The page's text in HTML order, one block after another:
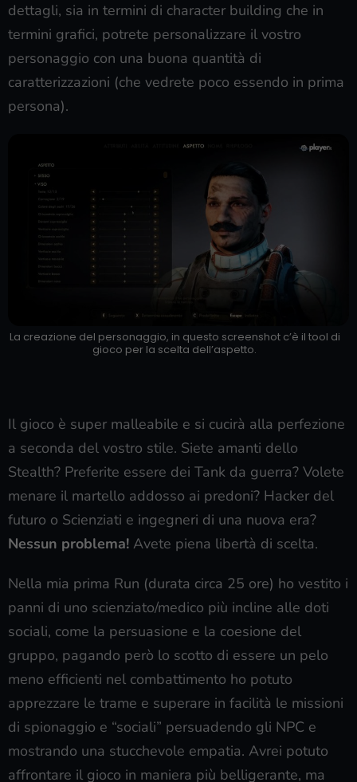
dettagli, sia in termini di character building che in
termini grafici, potrete personalizzare il vostro
personaggio con una buona quantità di
caratterizzazioni (che vedrete poco essendo in prima
persona).
La creazione del personaggio, in questo screenshot c’è il tool di
gioco per la scelta dell’aspetto.
Il gioco è super malleabile e si cucirà alla perfezione
a seconda del vostro stile. Siete amanti dello
Stealth? Preferite essere dei Tank da guerra? Volete
menare il martello addosso ai predoni? Hacker del
futuro o Scienziati e ingegneri di una nuova era?
Nessun problema! Avete piena libertà di scelta.
Nella mia prima Run (durata circa 25 ore) ho vestito i
panni di uno scienziato/medico più incline alle doti
sociali, come la persuasione e la coesione del
gruppo, pagando però lo scotto di essere un pelo
meno efficienti nel combattimento ho potuto
apprezzare le trame e superare in facilità le missioni
di spionaggio e “sociali” persuadendo gli NPC e
mostrando una stucchevole empatia. Avrei potuto
affrontare il gioco in maniera più belligerante, ma